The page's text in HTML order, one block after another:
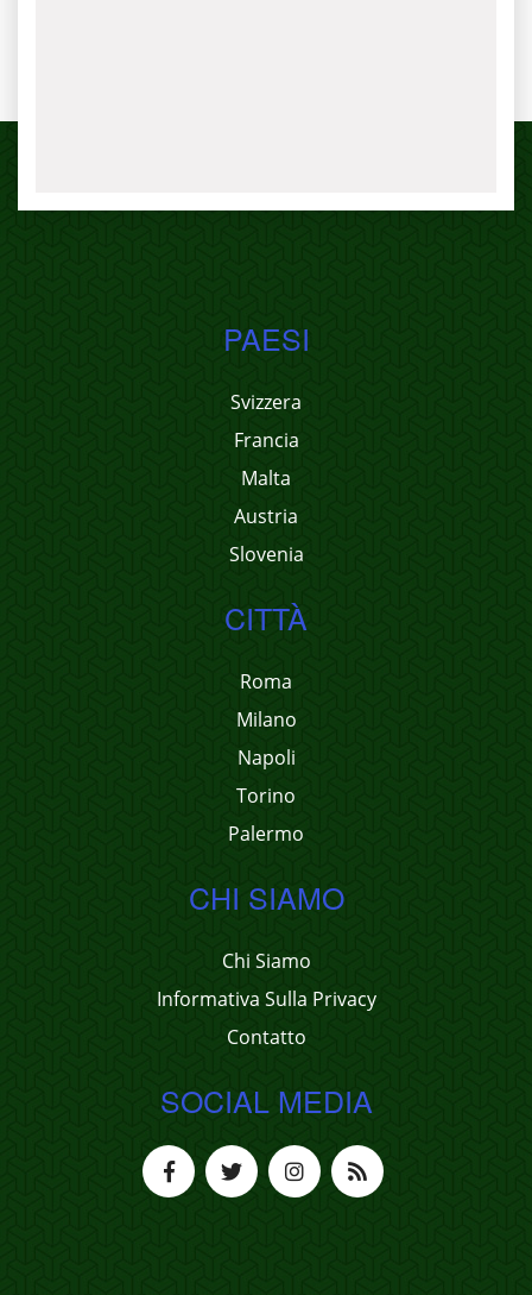
PAESI
Svizzera
Francia
Malta
Austria
Slovenia
CITTÀ
Roma
Milano
Napoli
Torino
Palermo
CHI SIAMO
Chi Siamo
Informativa Sulla Privacy
Contatto
SOCIAL MEDIA